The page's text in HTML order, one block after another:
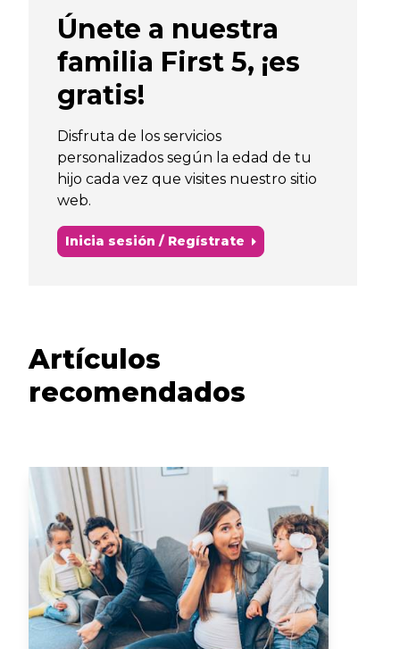
Únete a nuestra
familia First 5, ¡es
gratis!
Disfruta de los servicios
personalizados según la edad de tu
hijo cada vez que visites nuestro sitio
web.
Inicia sesión / Regístrate
Artículos
recomendados